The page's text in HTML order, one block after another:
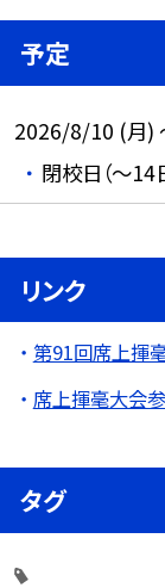
予定
2026/8/10 (月)
閉校日（～14
リンク
第91回席上揮
席上揮毫大会
タグ